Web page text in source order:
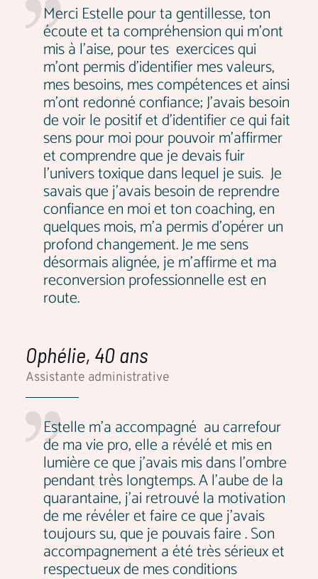
Merci Estelle pour ta gentillesse, ton
écoute et ta compréhension qui m'ont
mis à l'aise, pour tes exercices qui
m'ont permis d'identifier mes valeurs,
mes besoins, mes compétences et ainsi
m'ont redonné confiance; J'avais besoin
de voir le positif et d'identifier ce qui fait
sens pour moi pour pouvoir m'affirmer
et comprendre que je devais fuir
l'univers toxique dans lequel je suis. Je
savais que j'avais besoin de reprendre
confiance en moi et ton coaching, en
quelques mois, m'a permis d'opérer un
profond changement. Je me sens
désormais alignée, je m'affirme et ma
reconversion professionnelle est en
route.
Ophélie, 40 ans
Assistante administrative
Estelle m’a accompagné au carrefour
de ma vie pro, elle a révélé et mis en
lumière ce que j’avais mis dans l’ombre
pendant très longtemps. A l’aube de la
quarantaine, j’ai retrouvé la motivation
de me révéler et faire ce que j’avais
toujours su, que je pouvais faire . Son
accompagnement a été très sérieux et
respectueux de mes conditions